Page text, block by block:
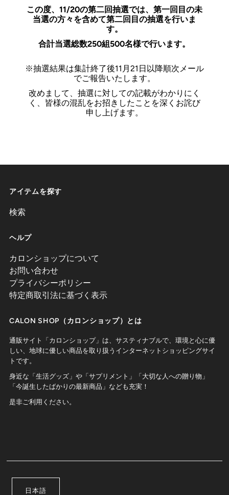
この度、11/20の第二回抽選では、第一回目の未
当選の方々を含めて第二回目の抽選を行いま
す。
合計当選総数250組500名様で行います。
※抽選結果は集計終了後11月21日以降順次メール
でご報告いたします。
改めまして、抽選に対しての記載がわかりにく
く、皆様の混乱をお招きしたことを深くお詫び
申し上げます。
アイテムを探す
検索
ヘルプ
カロンショップについて
お問い合わせ
プライバシーポリシー
特定商取引法に基づく表示
CALON SHOP（カロンショップ）とは
通販サイト「カロンショップ」は、サスティナブルで、環境と心に優
しい、地球に優しい商品を取り扱うインターネットショッピングサイ
トです。
身近な「生活グッズ」や「サプリメント」「大切な人への贈り物」
「今誕生したばかりの最新商品」なども充実！
是非ご利用ください。
日本語